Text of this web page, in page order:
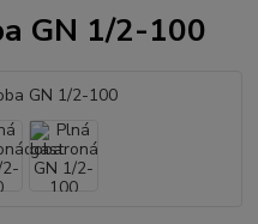
GN 1/2-100